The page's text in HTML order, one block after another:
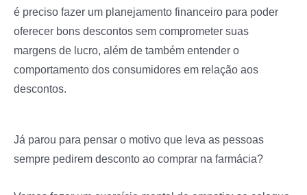
é preciso fazer um planejamento financeiro para poder
oferecer bons descontos sem comprometer suas
margens de lucro, além de também entender o
comportamento dos consumidores em relação aos
descontos.
Já parou para pensar o motivo que leva as pessoas
sempre pedirem desconto ao comprar na farmácia?